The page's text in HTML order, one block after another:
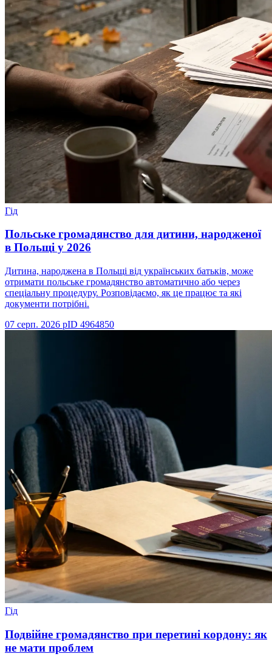
Гід
Польське громадянство для дитини, народженої
в Польщі у 2026
Дитина, народжена в Польщі від українських батьків, може
отримати польське громадянство автоматично або через
спеціальну процедуру. Розповідаємо, як це працює та які
документи потрібні.
07 серп. 2026 рID 4964850
Гід
Подвійне громадянство при перетині кордону: як
не мати проблем